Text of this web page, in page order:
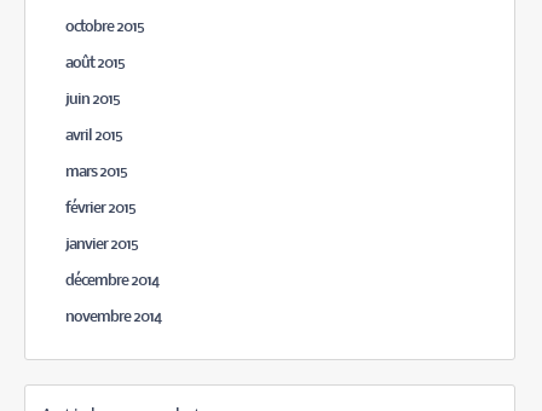
octobre 2015
août 2015
juin 2015
avril 2015
mars 2015
février 2015
janvier 2015
décembre 2014
novembre 2014